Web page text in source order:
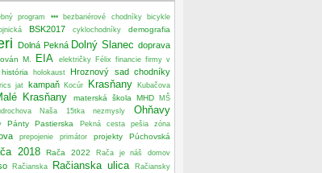
program ••• bezbariérové chodníky bicykle
BSK2017 cyklochodníky demografia
Dolná Pekná Dolný Slanec doprava
M. EIA električky Félix financie firmy v
história holokaust Hroznový sad chodníky
jat kampaň Kocúr Krasňany Kubačova
Krasňany materská škola MHD
MŠ
Naša 15tka nezmysly Ohňavy
Pánty Pastierska Pekná cesta pešia zóna
prepojenie primátor projekty Púchovská
2018 Rača 2022 Rača je náš domov
Račianska Račianska ulica
Račiansky